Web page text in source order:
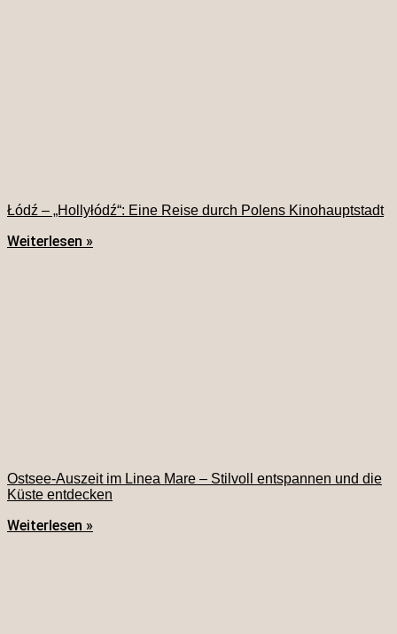
Łódź – „Hollyłódź“: Eine Reise durch Polens Kinohauptstadt
Weiterlesen »
Ostsee-Auszeit im Linea Mare – Stilvoll entspannen und die
Küste entdecken
Weiterlesen »